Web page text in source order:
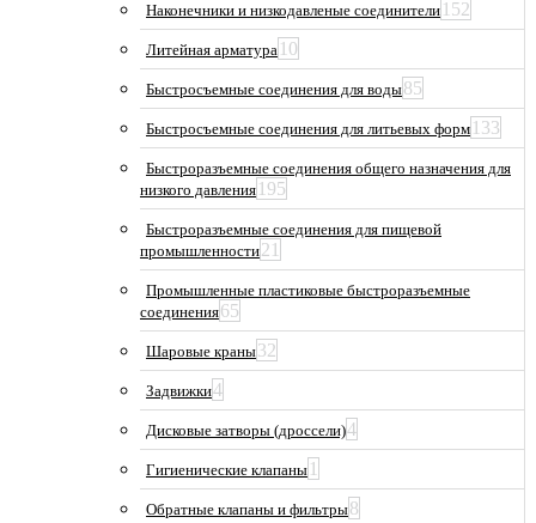
Наконечники и низкодавленые соединители 152
Литейная арматура 10
Быстросъемные соединения для воды85
Быстросъемные соединения для литьевых форм 133
Быстроразъемные соединения общего назначения для
низкого давления 195
Быстроразъемные соединения для пищевой
промышленности21
Промышленные пластиковые быстроразъемные
соединения65
Шаровые краны32
Задвижки4
Дисковые затворы (дроссели)4
Гигиенические клапаны 1
Обратные клапаны и фильтры8